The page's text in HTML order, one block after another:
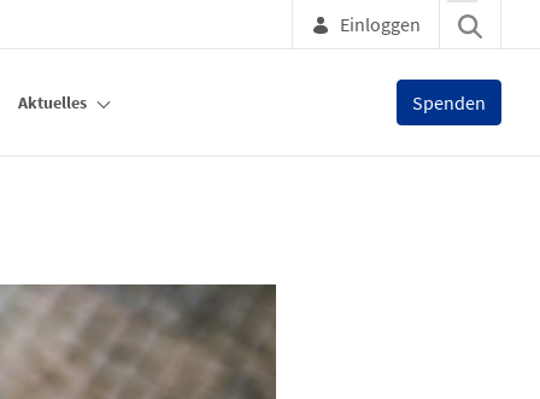
Einloggen
Aktuelles Spenden